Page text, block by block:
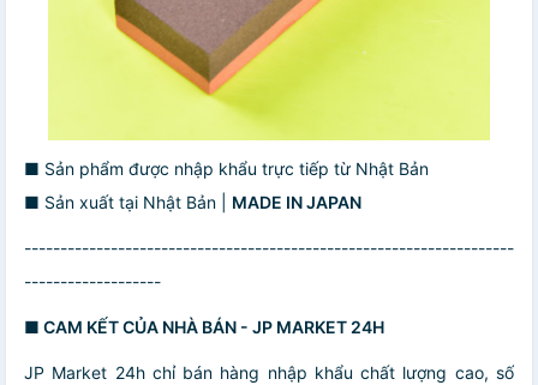
■ Sản phẩm được nhập khẩu trực tiếp từ Nhật Bản
■ Sản xuất tại Nhật Bản | MADE IN JAPAN
--------------------------------------------------------------------
-------------------
■ CAM KẾT CỦA NHÀ BÁN - JP MARKET 24H
JP Market 24h chỉ bán hàng nhập khẩu chất lượng cao, số